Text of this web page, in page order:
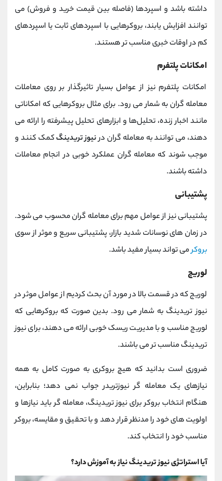
داشته باشد و اسپردها (فاصله بین قیمت خرید و فروش) می
‌توانند افزایش یابند، بروکرهایی با اسپردهای ثابت یا اسپردهای
کم در اوقات خبری مناسب ‌تر هستند.
امکانات پلتفرم
امکانات پلتفرم نیز از عوامل بسیار تاثیرگذار بر روی معاملات
معامله گران به شمار می رود. برای مثال بروکرهایی که امکاناتی
مانند اخبار زنده، تحلیل‌ها و ابزارهای تحلیل پیشرفته را ارائه می
‌دهند، می ‌توانند به معامله‌ گران درنیوز تریدینگکمک کنند و
موجب شوند که معامله گران عملکرد خوبی در انجام معاملات
داشته باشند.
پشتیبانی
پشتیبانی نیز از عوامل مهم برای معامله گران محسوب می شود.
در زمان ‌های نوسانات شدید بازار، پشتیبانی سریع و موثر از سوی
بروکرمی ‌تواند بسیار مفید باشد.
لوریج
لوریج که در قسمت بالا در مورد آن بحث کردیم از عوامل موثر در
نیوز تریدینگ به شمار می رود. بدین صورت که بروکرهایی که
لوریج مناسب و با مدیریت ریسک خوبی ارائه می ‌دهند، برای نیوز
تریدینگ مناسب‌ تر می ‌باشند.
ضروری است بدانید که هیچ بروکری به صورت کامل به همه
نیازهای یک معامله‌ گر نیوزتریدر جواب نمی ‌دهد؛ بنابراین،
هنگام انتخاب بروکر برای نیوز تریدینگ، معامله ‌گر باید نیازها و
اولویت‌ های خود را مدنظر قرار دهد و با تحقیق و مقایسه، بروکر
مناسب خود را انتخاب کند.
آیا استراتژی نیوز تریدینگ نیاز به آموزش دارد؟